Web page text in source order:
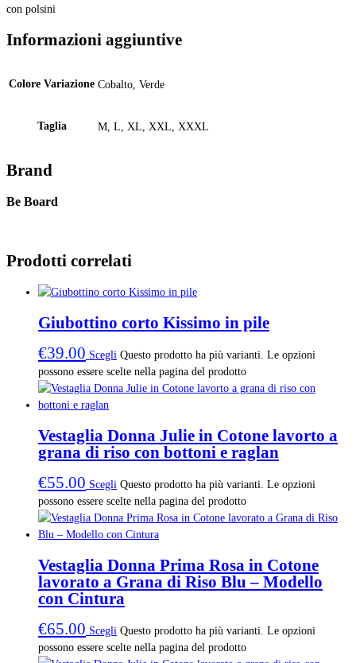
con polsini
Informazioni aggiuntive
Colore Variazione Cobalto, Verde
Taglia M, L, XL, XXL, XXXL
Brand
Be Board
Prodotti correlati
Giubottino corto Kissimo in pile
€39.00 Scegli Questo prodotto ha più varianti. Le opzioni
possono essere scelte nella pagina del prodotto
Vestaglia Donna Julie in Cotone lavorto a
grana di riso con bottoni e raglan
€55.00 Scegli Questo prodotto ha più varianti. Le opzioni
possono essere scelte nella pagina del prodotto
Vestaglia Donna Prima Rosa in Cotone
lavorato a Grana di Riso Blu – Modello
con Cintura
€65.00 Scegli Questo prodotto ha più varianti. Le opzioni
possono essere scelte nella pagina del prodotto